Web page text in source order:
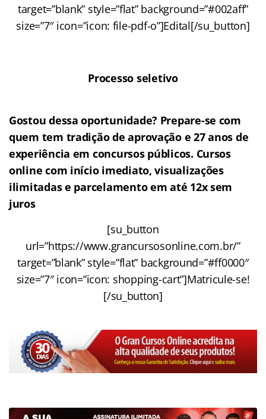
target=”blank” style=”flat” background=”#002aff”
size=”7″ icon=”icon: file-pdf-o”]Edital[/su_button]
Processo seletivo
Gostou dessa oportunidade? Prepare-se com
quem tem tradição de aprovação e 27 anos de
experiência em concursos públicos. Cursos
online com início imediato, visualizações
ilimitadas e parcelamento em até 12x sem
juros
[su_button
url=”https://www.grancursosonline.com.br/”
target=”blank” style=”flat” background=”#ff0000″
size=”7″ icon=”icon: shopping-cart”]Matricule-se!
[/su_button]